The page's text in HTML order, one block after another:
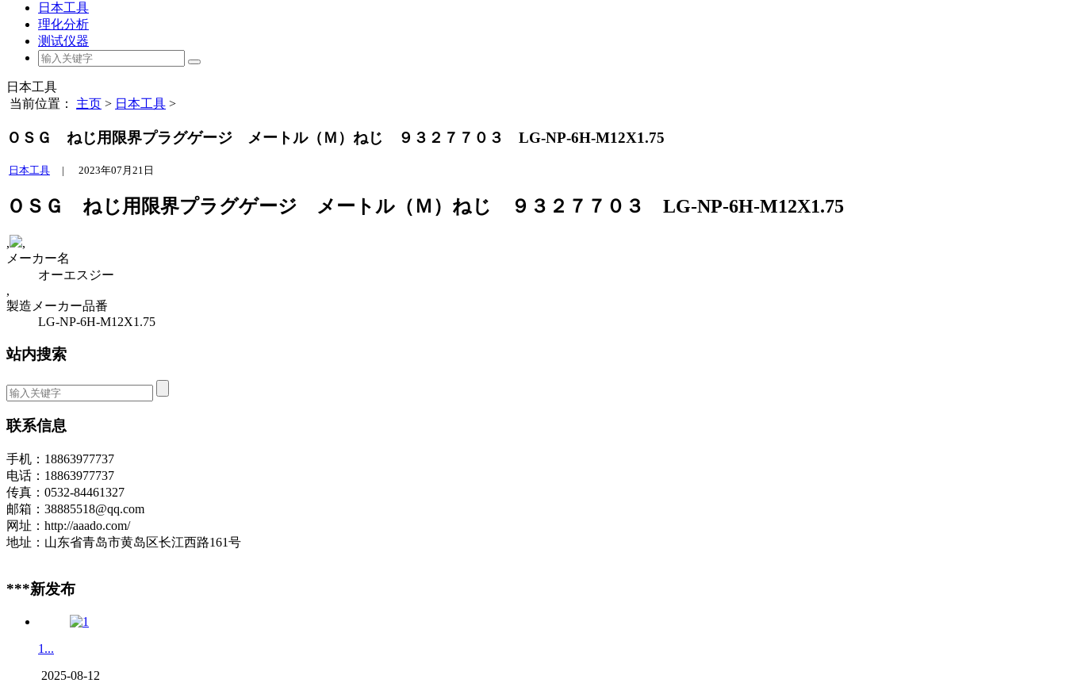
日本工具
理化分析
测试仪器
日本工具
当前位置： 主页 > 日本工具 >
ＯＳＧ ねじ用限界プラグゲージ メートル（Ｍ）ねじ ９３２７７０３ LG-NP-6H-M12X1.75
日本工具 | 2023年07月21日
ＯＳＧ ねじ用限界プラグゲージ メートル（Ｍ）ねじ ９３２７７０３ LG-NP-6H-M12X1.75
,
,
メーカー名
オーエスジー
,
製造メーカー品番
LG-NP-6H-M12X1.75
站内搜索
联系信息
手机：18863977737
电话：18863977737
传真：0532-84461327
邮箱：38885518@qq.com
网址：http://aaado.com/
地址：山东省青岛市黄岛区长江西路161号
***新发布
1...
2025-08-12